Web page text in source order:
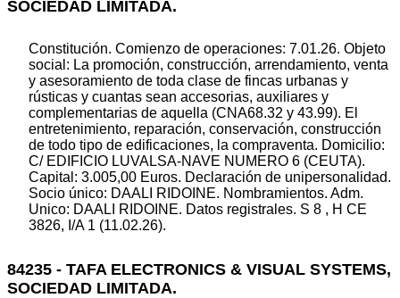
SOCIEDAD LIMITADA.
Constitución. Comienzo de operaciones: 7.01.26. Objeto
social: La promoción, construcción, arrendamiento, venta
y asesoramiento de toda clase de fincas urbanas y
rústicas y cuantas sean accesorias, auxiliares y
complementarias de aquella (CNA68.32 y 43.99). El
entretenimiento, reparación, conservación, construcción
de todo tipo de edificaciones, la compraventa. Domicilio:
C/ EDIFICIO LUVALSA-NAVE NUMERO 6 (CEUTA).
Capital: 3.005,00 Euros. Declaración de unipersonalidad.
Socio único: DAALI RIDOINE. Nombramientos. Adm.
Unico: DAALI RIDOINE. Datos registrales. S 8 , H CE
3826, I/A 1 (11.02.26).
84235 - TAFA ELECTRONICS & VISUAL SYSTEMS,
SOCIEDAD LIMITADA.